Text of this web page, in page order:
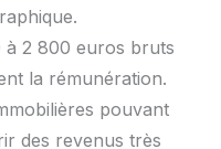
à 2 800 euros bruts
la rémunération.
pouvant
des revenus très